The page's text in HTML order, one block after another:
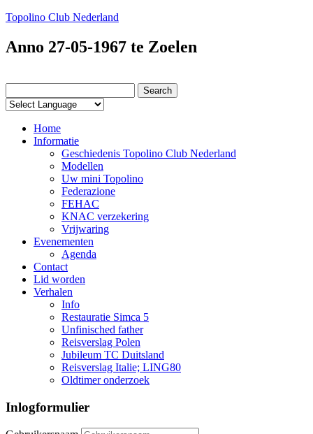
Topolino Club Nederland
Anno 27-05-1967 te Zoelen
Home
Informatie
Geschiedenis Topolino Club Nederland
Modellen
Uw mini Topolino
Federazione
FEHAC
KNAC verzekering
Vrijwaring
Evenementen
Agenda
Contact
Lid worden
Verhalen
Info
Restauratie Simca 5
Unfinisched father
Reisverslag Polen
Jubileum TC Duitsland
Reisverslag Italie; LING80
Oldtimer onderzoek
Inlogformulier